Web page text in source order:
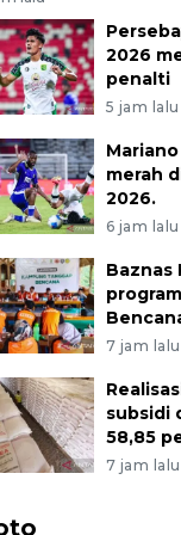
2026
penalti
5 jam lalu
merah
2026.
6 jam lalu
Baznas
7 jam lalu
subsidi
58,85
7 jam lalu